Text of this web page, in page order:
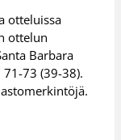
otteluissa
ottelun
Barbara
73 (39-38).